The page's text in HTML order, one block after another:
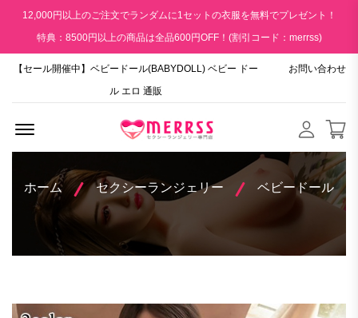
12,000円以上のご注文でランダムに1セットの衣服を無料でプレゼント！
特典：8500円以上の商品は全品600円OFF！(割引コード：merrss)
【セール開催中】ベビードール(BABYDOLL) ベビー ドー
ル エロ 通販
お問い合わせ
ホーム セクシーランジェリー ベビードール